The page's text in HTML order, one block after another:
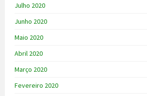
Julho 2020
Junho 2020
Maio 2020
Abril 2020
Março 2020
Fevereiro 2020